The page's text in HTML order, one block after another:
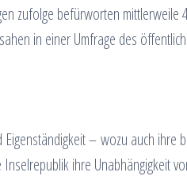
zufolge befürworten
in einer Umfrage des
– wozu auch ihre
ihre Unabhängigkeit